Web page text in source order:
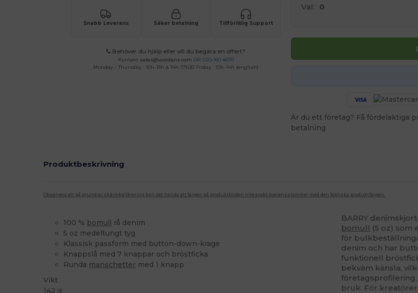
Snabb Leverans Säker betalning Tillförlitlig Support
Behöver du hjälp eller vill du begära en offert?
Kontakt sales@wordans.com OR 020-160 4670
Monday - Thursday : 10h-13h & 14h-17h30 Friday : 10h-14h (english)
Val: 0
Är du ett företag? Få fördelaktiga
betalning
Produktbeskrivning
Observera att på grund av skärmkalibrering kan det hända att färgen på produktbilden inte exakt överensstämmer med den faktiska produktfärgen.
100 % bomull rå denim
5 oz medeltungt tyg
Klassisk passform med button-down-krage
Knappslå med 7 knappar och bröstficka
Runda manschetter med 1 knapp
Vikt
142 g.
BARRY
bomull (5 oz) som
för
denim och har
funktionell
bekväm känsla,
bruk. För